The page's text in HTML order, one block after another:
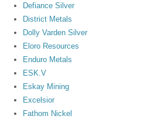
Defiance Silver
District Metals
Dolly Varden Silver
Eloro Resources
Enduro Metals
ESK.V
Eskay Mining
Excelsior
Fathom Nickel